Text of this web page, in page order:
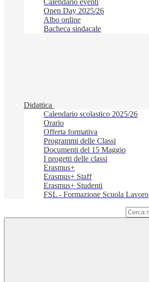
Calendario eventi
Open Day 2025/26
Albo online
Bacheca sindacale
Didattica
Calendario scolastico 2025/26
Orario
Offerta formativa
Programmi delle Classi
Documenti del 15 Maggio
I progetti delle classi
Erasmus+
Erasmus+ Staff
Erasmus+ Studenti
FSL - Formazione Scuola Lavoro